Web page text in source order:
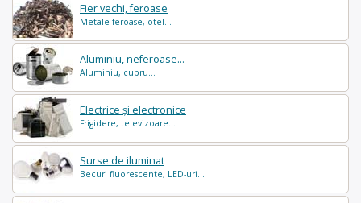
Fier vechi, feroase
Metale feroase, otel...
Aluminiu, neferoase...
Aluminiu, cupru...
Electrice și electronice
Frigidere, televizoare...
Surse de iluminat
Becuri fluorescente, LED-uri...